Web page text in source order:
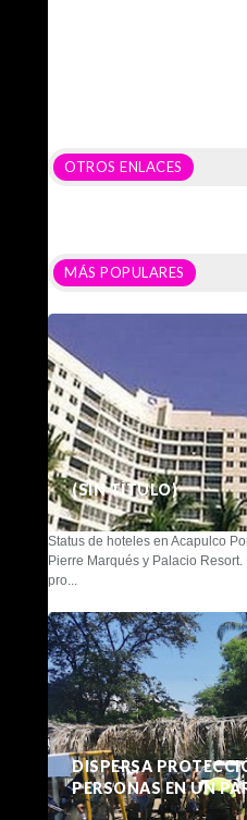
OTROS ENLACES
MÁS POPULARES
(SIN TÍTULO)
Status de hoteles en Acapulco
Pierre Marqués y Palacio
pro...
DISPERSA
PERSONAS EN UN